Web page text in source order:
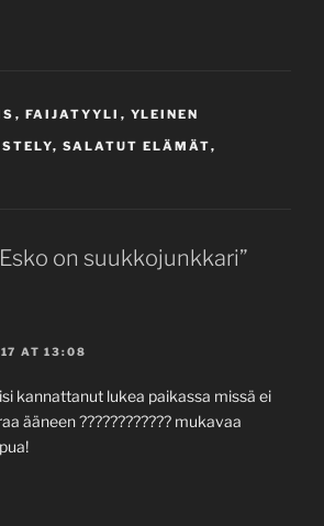
, FAIJATYYLI , YLEINEN
, SALATUT ELÄMÄT,
on suukkojunkkari”
AT 13:08
kannattanut lukea paikassa missä ei
ääneen ???????????? mukavaa